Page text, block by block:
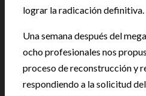
lograr la radicación definitiva.
Una semana después del
ocho profesionales nos
proceso de reconstrucción y
respondiendo a la solicitud